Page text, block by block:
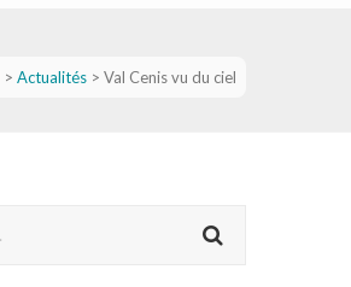
> Actualités > Val Cenis vu du ciel